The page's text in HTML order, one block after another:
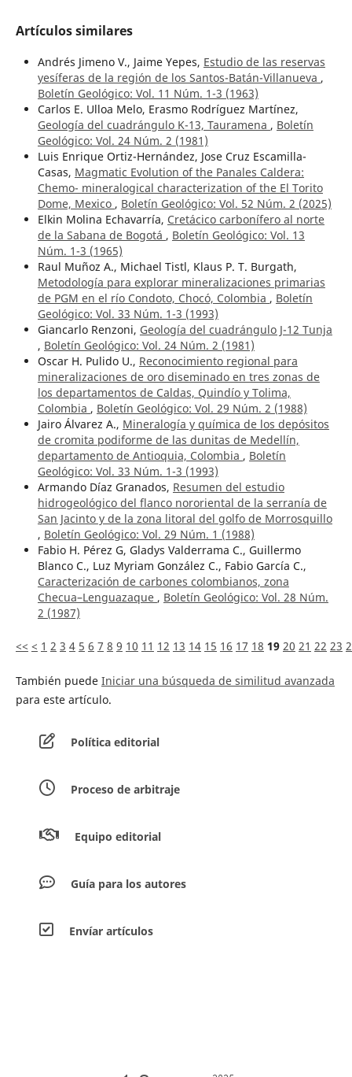
Artículos similares
Andrés Jimeno V., Jaime Yepes, Estudio de las reservas
yesíferas de la región de los Santos-Batán-Villanueva ,
Boletín Geológico: Vol. 11 Núm. 1-3 (1963)
Carlos E. Ulloa Melo, Erasmo Rodríguez Martínez,
Geología del cuadrángulo K-13, Tauramena , Boletín
Geológico: Vol. 24 Núm. 2 (1981)
Luis Enrique Ortiz-Hernández, Jose Cruz Escamilla-
Casas, Magmatic Evolution of the Panales Caldera:
Chemo- mineralogical characterization of the El Torito
Dome, Mexico , Boletín Geológico: Vol. 52 Núm. 2 (2025)
Elkin Molina Echavarría, Cretácico carbonífero al norte
de la Sabana de Bogotá , Boletín Geológico: Vol. 13
Núm. 1-3 (1965)
Raul Muñoz A., Michael Tistl, Klaus P. T. Burgath,
Metodología para explorar mineralizaciones primarias
de PGM en el río Condoto, Chocó, Colombia , Boletín
Geológico: Vol. 33 Núm. 1-3 (1993)
Giancarlo Renzoni, Geología del cuadrángulo J-12 Tunja
, Boletín Geológico: Vol. 24 Núm. 2 (1981)
Oscar H. Pulido U., Reconocimiento regional para
mineralizaciones de oro diseminado en tres zonas de
los departamentos de Caldas, Quindío y Tolima,
Colombia , Boletín Geológico: Vol. 29 Núm. 2 (1988)
Jairo Álvarez A., Mineralogía y química de los depósitos
de cromita podiforme de las dunitas de Medellín,
departamento de Antioquia, Colombia , Boletín
Geológico: Vol. 33 Núm. 1-3 (1993)
Armando Díaz Granados, Resumen del estudio
hidrogeológico del flanco nororiental de la serranía de
San Jacinto y de la zona litoral del golfo de Morrosquillo
, Boletín Geológico: Vol. 29 Núm. 1 (1988)
Fabio H. Pérez G, Gladys Valderrama C., Guillermo
Blanco C., Luz Myriam González C., Fabio García C.,
Caracterización de carbones colombianos, zona
Checua–Lenguazaque , Boletín Geológico: Vol. 28 Núm.
2 (1987)
<< < 1 2 3 4 5 6 7 8 9 10 11 12 13 14 15 16 17 18 19 20 21 22 23
También puede Iniciar una búsqueda de similitud avanzada
para este artículo.
Política editorial
Proceso de arbitraje
Equipo editorial
Guía para los autores
Envíar artículos